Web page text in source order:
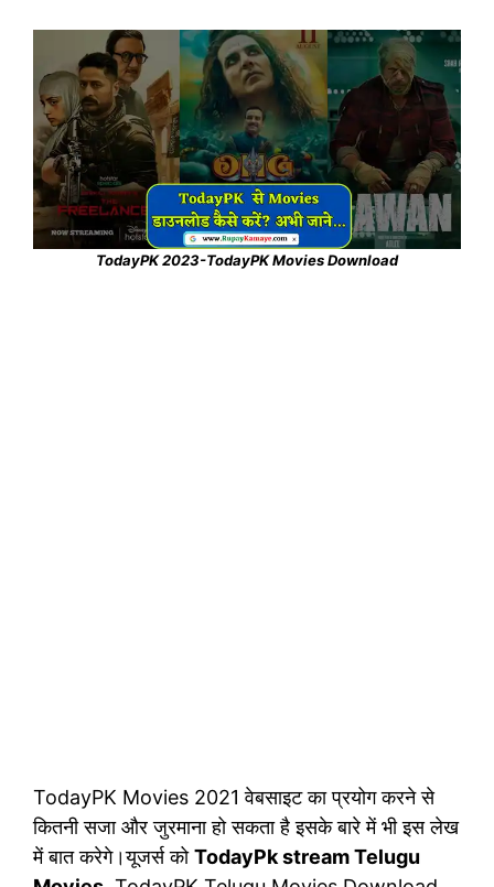
TodayPK 2023-TodayPK Movies Download
TodayPK Movies 2021 वेबसाइट का प्रयोग करने से
कितनी सजा और जुरमाना हो सकता है इसके बारे में भी इस लेख
में बात करेगे।यूजर्स कोTodayPk stream Telugu